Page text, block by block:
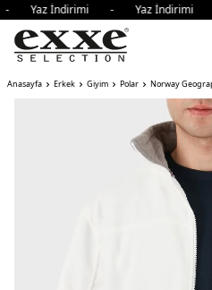
Yaz İndirimi - Yaz
Anasayfa Erkek Giyim Polar